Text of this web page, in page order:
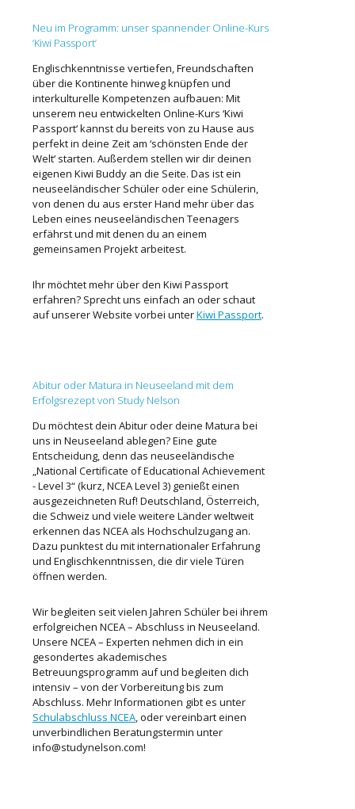
Neu im Programm: unser spannender Online-Kurs
‘Kiwi Passport‘
Englischkenntnisse vertiefen, Freundschaften
über die Kontinente hinweg knüpfen und
interkulturelle Kompetenzen aufbauen: Mit
unserem neu entwickelten Online-Kurs ‘Kiwi
Passport‘ kannst du bereits von zu Hause aus
perfekt in deine Zeit am ‘schönsten Ende der
Welt‘ starten. Außerdem stellen wir dir deinen
eigenen Kiwi Buddy an die Seite. Das ist ein
neuseeländischer Schüler oder eine Schülerin,
von denen du aus erster Hand mehr über das
Leben eines neuseeländischen Teenagers
erfährst und mit denen du an einem
gemeinsamen Projekt arbeitest.
Ihr möchtet mehr über den Kiwi Passport
erfahren? Sprecht uns einfach an oder schaut
auf unserer Website vorbei unterKiwi Passport.
Abitur oder Matura in Neuseeland mit dem
Erfolgsrezept von Study Nelson
Du möchtest dein Abitur oder deine Matura bei
uns in Neuseeland ablegen? Eine gute
Entscheidung, denn das neuseeländische
„National Certificate of Educational Achievement
- Level 3“ (kurz, NCEA Level 3) genießt einen
ausgezeichneten Ruf! Deutschland, Österreich,
die Schweiz und viele weitere Länder weltweit
erkennen das NCEA als Hochschulzugang an.
Dazu punktest du mit internationaler Erfahrung
und Englischkenntnissen, die dir viele Türen
öffnen werden.
Wir begleiten seit vielen Jahren Schüler bei ihrem
erfolgreichen NCEA – Abschluss in Neuseeland.
Unsere NCEA – Experten nehmen dich in ein
gesondertes akademisches
Betreuungsprogramm auf und begleiten dich
intensiv – von der Vorbereitung bis zum
Abschluss. Mehr Informationen gibt es unter
Schulabschluss NCEA, oder vereinbart einen
unverbindlichen Beratungstermin unter
info@studynelson.com!